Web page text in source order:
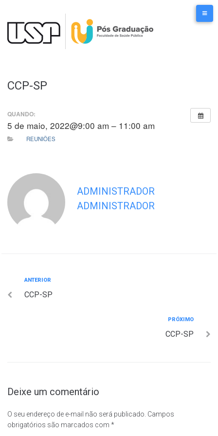
conteúdo
CCP-SP
QUANDO:
5 de maio, 2022@9:00 am – 11:00 am
REUNIÕES
ADMINISTRADOR
ADMINISTRADOR
Navegação
de
Anterior
ANTERIOR
CCP-SP
PRÓXIMO
CCP-SP
Deixe um comentário
O seu endereço de e-mail não será publicado. Campos
obrigatórios são marcados com *